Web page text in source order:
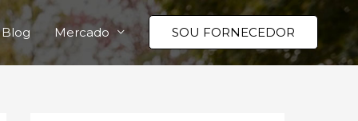
Blog Mercado SOU FORNECEDOR